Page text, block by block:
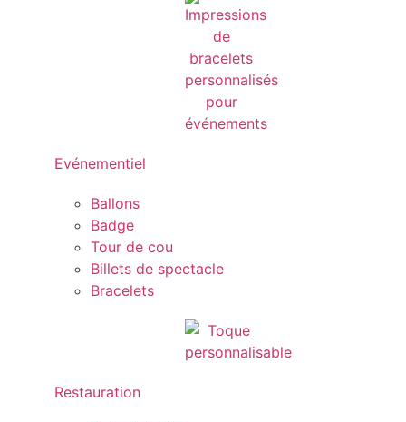
Evénementiel
Ballons
Badge
Tour de cou
Billets de spectacle
Bracelets
Restauration